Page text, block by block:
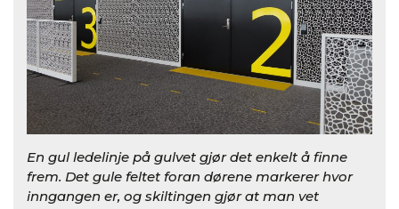
En gul ledelinje på gulvet gjør det enkelt å finne
frem. Det gule feltet foran dørene markerer hvor
inngangen er, og skiltingen gjør at man vet